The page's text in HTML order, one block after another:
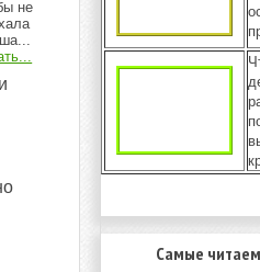
не
Самые